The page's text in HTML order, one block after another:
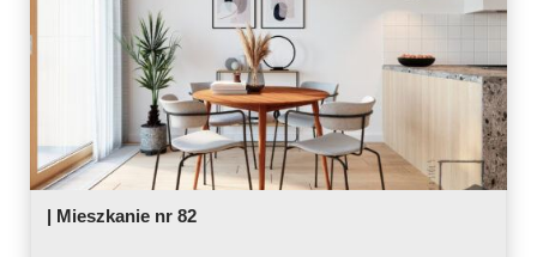
| Mieszkanie nr 82